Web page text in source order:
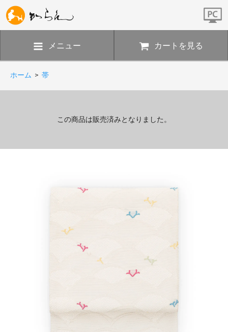
メニュー カートを見る
ホーム > 帯
この商品は販売済みとなりました。